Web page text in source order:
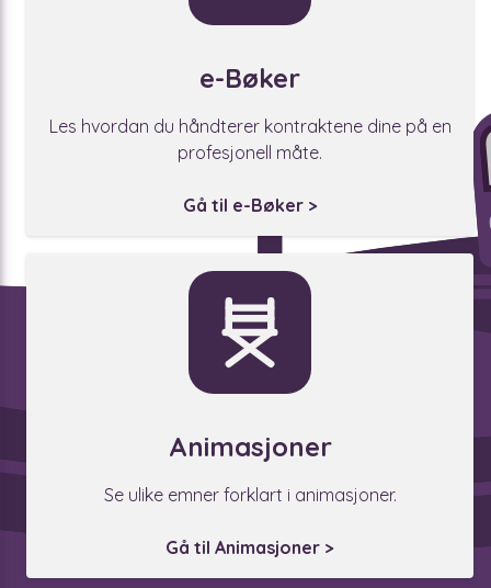
e-Bøker
Les hvordan du håndterer kontraktene dine på en
profesjonell måte.
Gå til e-Bøker >
Animasjoner
Se ulike emner forklart i animasjoner.
Gå til Animasjoner >